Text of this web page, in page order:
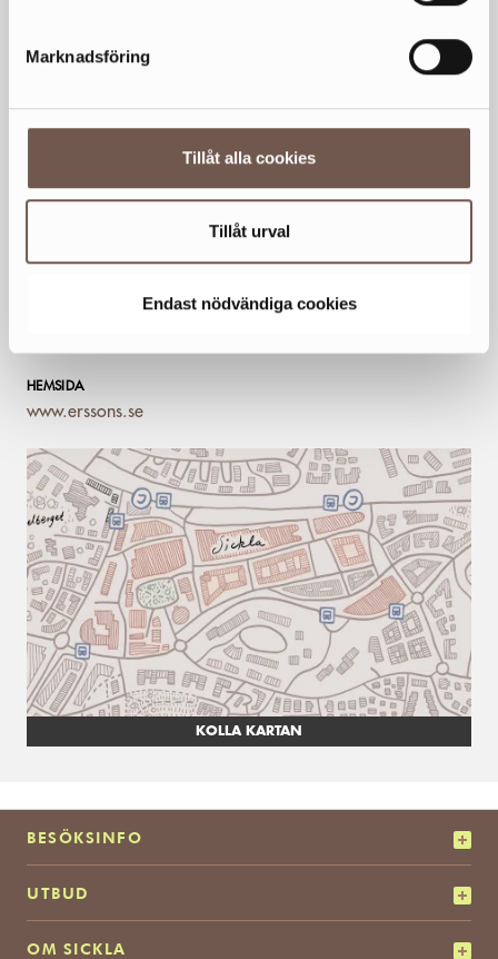
Marknadsföring
Tillåt alla cookies
Tillåt urval
Endast nödvändiga cookies
Ons
10-19
Fre
10-19
Sön
11-17
HEMSIDA
www.erssons.se
KOLLA KARTAN
BESÖKSINFO
UTBUD
OM SICKLA